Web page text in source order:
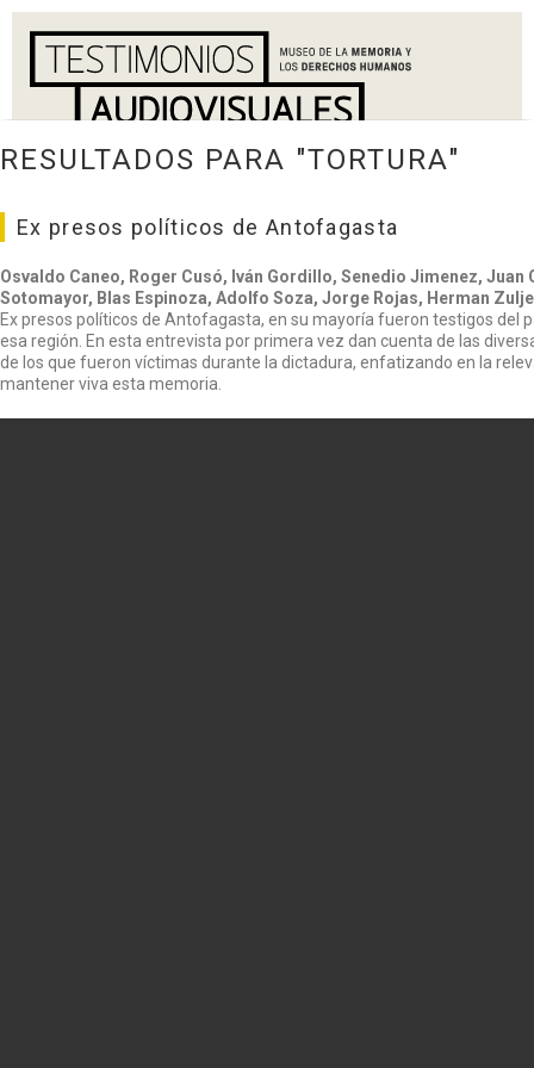
RESULTADOS PARA "TORTURA"
Ex presos políticos de Antofagasta
Osvaldo Caneo, Roger Cusó, Iván Gordillo, Senedio Jimenez,
Sotomayor, Blas Espinoza, Adolfo Soza, Jorge Rojas, Herman
Ex presos políticos de Antofagasta, en su mayoría fueron testigos del
esa región. En esta entrevista por primera vez dan cuenta de las
de los que fueron víctimas durante la dictadura, enfatizando en la
mantener viva esta memoria.